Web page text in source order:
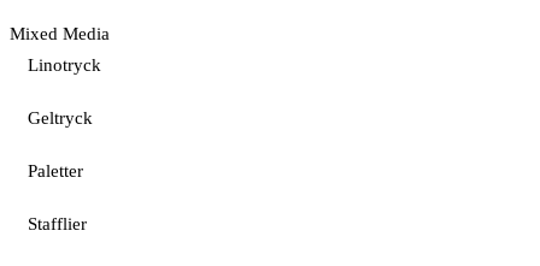
Mixed Media
Linotryck
Geltryck
Paletter
Stafflier